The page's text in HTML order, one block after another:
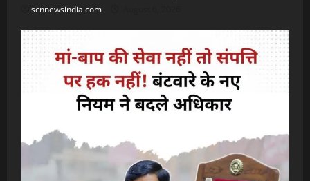
scnnewsindia.com